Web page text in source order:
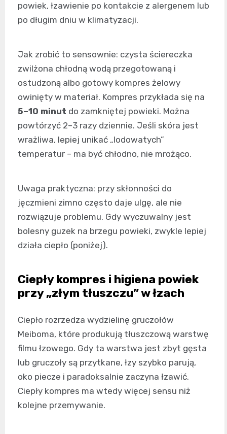
powiek, łzawienie po kontakcie z alergenem lub
po długim dniu w klimatyzacji.
Jak zrobić to sensownie: czysta ściereczka
zwilżona chłodną wodą przegotowaną i
ostudzoną albo gotowy kompres żelowy
owinięty w materiał. Kompres przykłada się na
5–10 minut do zamkniętej powieki. Można
powtórzyć 2–3 razy dziennie. Jeśli skóra jest
wrażliwa, lepiej unikać „lodowatych”
temperatur – ma być chłodno, nie mrożąco.
Uwaga praktyczna: przy skłonności do
jęczmieni zimno często daje ulgę, ale nie
rozwiązuje problemu. Gdy wyczuwalny jest
bolesny guzek na brzegu powieki, zwykle lepiej
działa ciepło (poniżej).
Ciepły kompres i higiena powiek
przy „złym tłuszczu” w łzach
Ciepło rozrzedza wydzielinę gruczołów
Meiboma, które produkują tłuszczową warstwę
filmu łzowego. Gdy ta warstwa jest zbyt gęsta
lub gruczoły są przytkane, łzy szybko parują,
oko piecze i paradoksalnie zaczyna łzawić.
Ciepły kompres ma wtedy więcej sensu niż
kolejne przemywanie.